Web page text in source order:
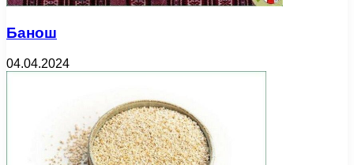
Банош
04.04.2024